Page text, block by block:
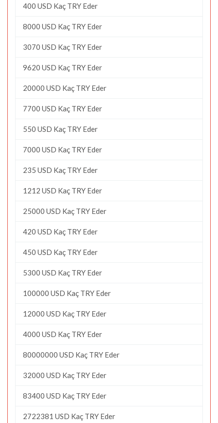
400 USD Kaç TRY Eder
8000 USD Kaç TRY Eder
3070 USD Kaç TRY Eder
9620 USD Kaç TRY Eder
20000 USD Kaç TRY Eder
7700 USD Kaç TRY Eder
550 USD Kaç TRY Eder
7000 USD Kaç TRY Eder
235 USD Kaç TRY Eder
1212 USD Kaç TRY Eder
25000 USD Kaç TRY Eder
420 USD Kaç TRY Eder
450 USD Kaç TRY Eder
5300 USD Kaç TRY Eder
100000 USD Kaç TRY Eder
12000 USD Kaç TRY Eder
4000 USD Kaç TRY Eder
80000000 USD Kaç TRY Eder
32000 USD Kaç TRY Eder
83400 USD Kaç TRY Eder
2722381 USD Kaç TRY Eder